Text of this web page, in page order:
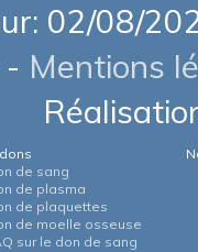
02/08/
- Mentions
de sang
de plasma
de plaquettes
de moelle osseuse
sur le don de sang